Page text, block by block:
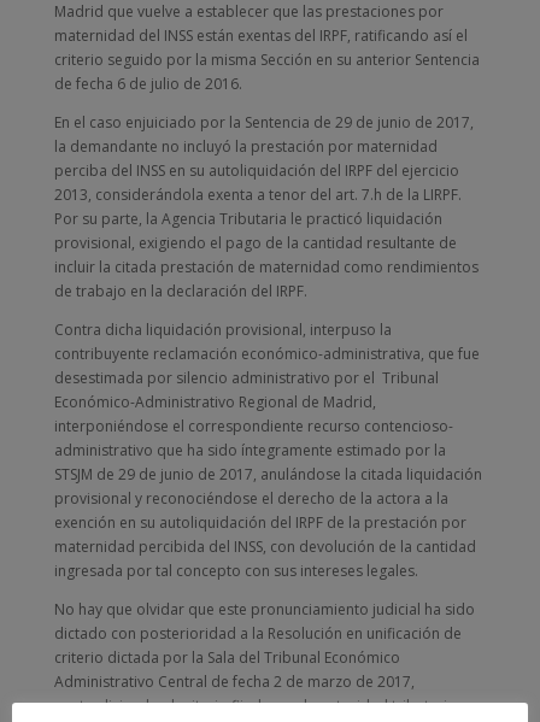
Madrid que vuelve a establecer que las prestaciones por
maternidad del INSS están exentas del IRPF, ratificando así el
criterio seguido por la misma Sección en su anterior Sentencia
de fecha 6 de julio de 2016.
En el caso enjuiciado por la Sentencia de 29 de junio de 2017,
la demandante no incluyó la prestación por maternidad
perciba del INSS en su autoliquidación del IRPF del ejercicio
2013, considerándola exenta a tenor del art. 7.h de la LIRPF.
Por su parte, la Agencia Tributaria le practicó liquidación
provisional, exigiendo el pago de la cantidad resultante de
incluir la citada prestación de maternidad como rendimientos
de trabajo en la declaración del IRPF.
Contra dicha liquidación provisional, interpuso la
contribuyente reclamación económico-administrativa, que fue
desestimada por silencio administrativo por el Tribunal
Económico-Administrativo Regional de Madrid,
interponiéndose el correspondiente recurso contencioso-
administrativo que ha sido íntegramente estimado por la
STSJM de 29 de junio de 2017, anulándose la citada liquidación
provisional y reconociéndose el derecho de la actora a la
exención en su autoliquidación del IRPF de la prestación por
maternidad percibida del INSS, con devolución de la cantidad
ingresada por tal concepto con sus intereses legales.
No hay que olvidar que este pronunciamiento judicial ha sido
dictado con posterioridad a la Resolución en unificación de
criterio dictada por la Sala del Tribunal Económico
Administrativo Central de fecha 2 de marzo de 2017,
contradiciendo el criterio fijado por la autoridad tributaria, a